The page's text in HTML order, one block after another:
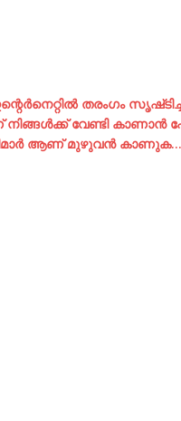
തരംഗം
വേണ്ടി കാണാന്‍
ആണ് മുഴുവന്‍ കാണുക…